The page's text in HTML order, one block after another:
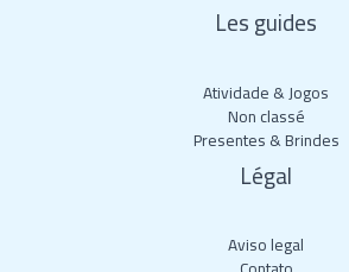
Les guides
Atividade & Jogos
Non classé
Presentes & Brindes
Légal
Aviso legal